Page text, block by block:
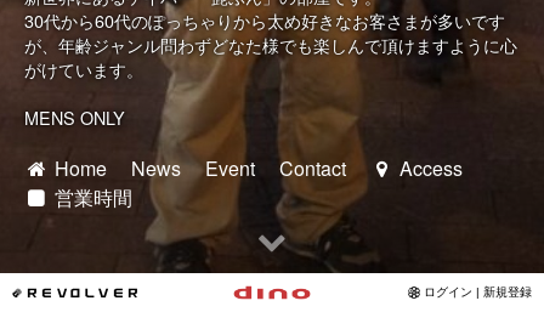
30代から60代のぽっちゃりから太め好きなお客さまが多いです
が、年齢ジャンル問わずどなた様でも楽しんで頂けますように心
がけています。
MENS ONLY
Home News Event Contact
Access
営業時間
*REVOLVER ログイン | 新規登録